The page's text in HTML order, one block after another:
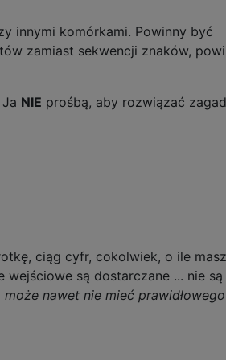
innymi komórkami. Powinny być
zamiast sekwencji znaków,
NIE prośbą, aby rozwiązać
ciąg cyfr, cokolwiek, o ile masz
są dostarczane ... nie są
może nawet nie mieć prawidłowego